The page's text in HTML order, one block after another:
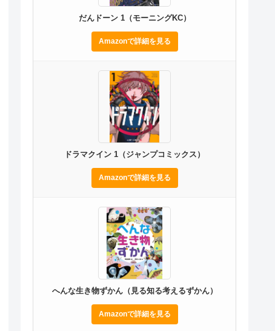
だんドーン 1（モーニングKC）
Amazonで詳細を見る
ドラマクイン 1（ジャンプコミックス）
Amazonで詳細を見る
へんな生き物ずかん（見る知る考えるずかん）
Amazonで詳細を見る